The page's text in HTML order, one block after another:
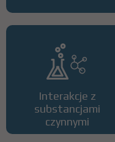
Interakcje z
substancjami
czynnymi